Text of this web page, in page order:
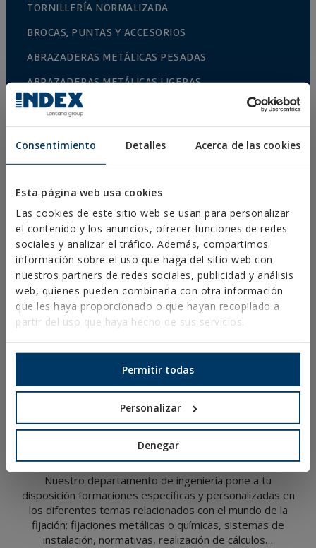
Consentimiento Detalles Acerca de las cookies
Esta página web usa cookies
Las cookies de este sitio web se usan para personalizar
el contenido y los anuncios, ofrecer funciones de redes
sociales y analizar el tráfico. Además, compartimos
información sobre el uso que haga del sitio web con
nuestros partners de redes sociales, publicidad y análisis
web, quienes pueden combinarla con otra información
que les haya proporcionado o que hayan recopilado a
partir del uso que haya hecho de sus servicios.
Permitir todas
Personalizar
Denegar
TORNILLERÍA NORMALIZADA
BROCAS, PUNTAS Y ACCESORIOS
ABRAZADERAS METÁLICAS PESADAS
ABRAZADERAS METÁLICAS LIGERAS
SISTEMAS DE PROTECCIÓN CONTRA INCENDIOS
SOPORTES PARA CANALONES
SISTEMAS DE INSTALACIÓN Y FIJACIONES PARA
PANELES SOLARES
VARILLA ROSCADA Y ACCESORIOS DE FIJACIÓN
FIJACIÓN PARA SANITARIOS Y CLIMATIZACIÓN
AUTOSERVICIO
CATÁLOGO ONLINE
ACCESO A DESCARGAS
NOVEDADES Y PRODUCTOS DESTACADOS
FORMACIÓN TÉCNICA
Nuestro departamento de ingeniería pone a tu
disposición formaciones específicas y personalizadas en
los diferentes temas relacionados con el mundo de la
fijación: fijaciones metálicas o químicas, sistemas de
instalación, normativas, realización de cálculos…